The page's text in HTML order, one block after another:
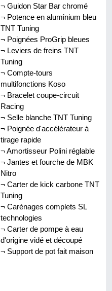
¬ Guidon Star Bar chromé
¬ Potence en aluminium bleu
TNT Tuning
¬ Poignées ProGrip bleues
¬ Leviers de freins TNT
Tuning
¬ Compte-tours
multifonctions Koso
¬ Bracelet coupe-circuit
Racing
¬ Selle blanche TNT Tuning
¬ Poignée d'accélérateur à
tirage rapide
¬ Amortisseur Polini réglable
¬ Jantes et fourche de MBK
Nitro
¬ Carter de kick carbone TNT
Tuning
¬ Carénages complets SL
technologies
¬ Carter de pompe à eau
d'origine vidé et découpé
¬ Support de pot fait maison